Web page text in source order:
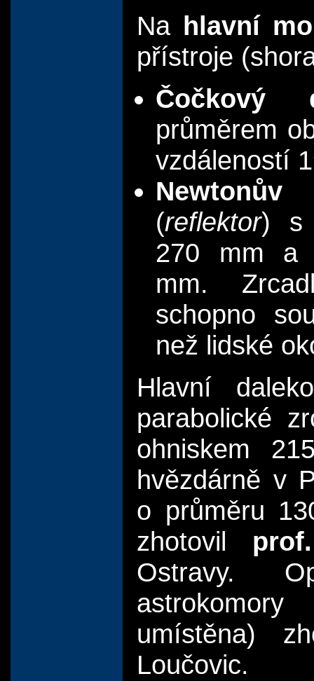
Na hlavní
přístroje
Čočkový
průměrem
vzdáleností
(reflektor) s
270 mm a
mm.
schopno
než lidské
Hlavní
parabolické
ohniskem
hvězdárně v
o průměru
zhotovil
Ostravy.
umístěna)
Loučovic.